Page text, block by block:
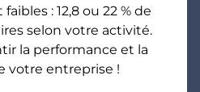
: 12,8 ou 22 % de
selon votre activité.
la performance et la
votre entreprise !